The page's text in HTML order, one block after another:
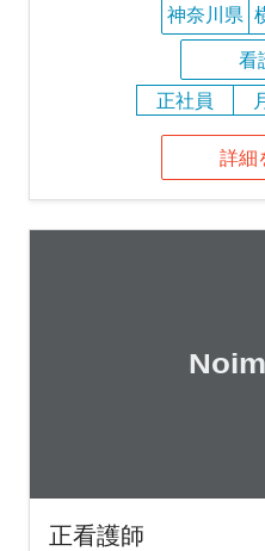
神奈川県
看
正社員
詳細
正看護師